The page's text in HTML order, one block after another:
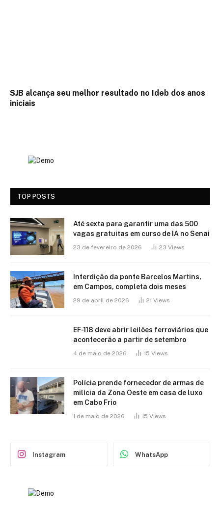
SJB alcança seu melhor resultado no Ideb dos anos
iniciais
TOP POSTS
Até sexta para garantir uma das 500
vagas gratuitas em curso de IA no Senai
23 de fevereiro de 2026 23 Views
Interdição da ponte Barcelos Martins,
em Campos, completa dois meses
29 de abril de 2026 21 Views
EF-118 deve abrir leilões ferroviários que
acontecerão a partir de setembro
4 de maio de 2026 15 Views
Polícia prende fornecedor de armas de
milícia da Zona Oeste em casa de luxo
em Cabo Frio
1 de maio de 2026 15 Views
Instagram WhatsApp